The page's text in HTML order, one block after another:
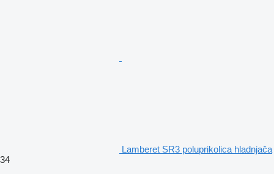
Lamberet SR3 poluprikolica hladnjača
34